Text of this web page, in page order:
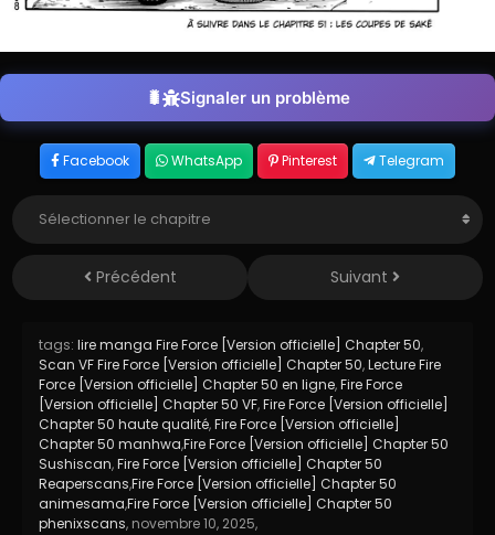
Signaler un problème
Facebook WhatsApp Pinterest Telegram
Précédent Suivant
tags: lire manga Fire Force [Version officielle] Chapter 50,
Scan VF Fire Force [Version officielle] Chapter 50,Lecture Fire
Force [Version officielle] Chapter 50 en ligne,Fire Force
[Version officielle] Chapter 50 VF,Fire Force [Version officielle]
Chapter 50 haute qualité,Fire Force [Version officielle]
Chapter 50 manhwa,Fire Force [Version officielle] Chapter 50
Sushiscan,Fire Force [Version officielle] Chapter 50
Reaperscans,Fire Force [Version officielle] Chapter 50
animesama,Fire Force [Version officielle] Chapter 50
phenixscans, novembre 10, 2025,